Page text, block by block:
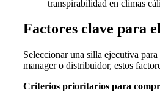
transpirabilidad en climas
Factores clave para
Seleccionar una silla ejecutiva
manager o distribuidor, estos
Criterios prioritarios para